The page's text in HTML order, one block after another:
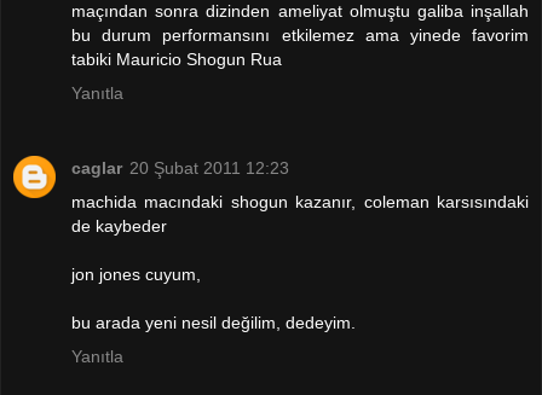
maçından sonra dizinden ameliyat olmuştu galiba inşallah
bu durum performansını etkilemez ama yinede favorim
tabiki Mauricio Shogun Rua
Yanıtla
caglar 20 Şubat 2011 12:23
machida macındaki shogun kazanır, coleman karsısındaki
de kaybeder
jon jones cuyum,
bu arada yeni nesil değilim, dedeyim.
Yanıtla